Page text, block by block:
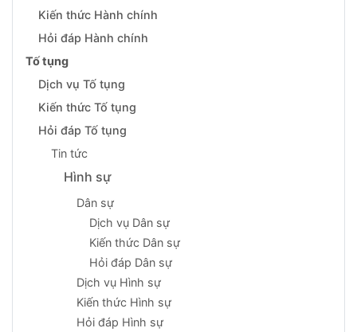
Kiến thức Hành chính
Hỏi đáp Hành chính
Tố tụng
Dịch vụ Tố tụng
Kiến thức Tố tụng
Hỏi đáp Tố tụng
Tin tức
Hình sự
Dân sự
Dịch vụ Dân sự
Kiến thức Dân sự
Hỏi đáp Dân sự
Dịch vụ Hình sự
Kiến thức Hình sự
Hỏi đáp Hình sự